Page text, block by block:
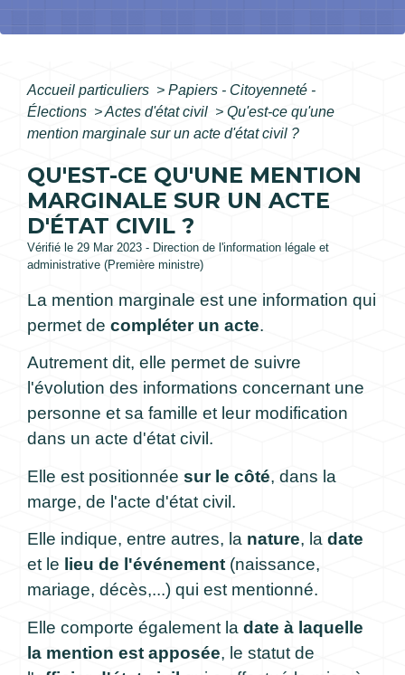
Accueil particuliers > Papiers - Citoyenneté -
Élections >Actes d'état civil > Qu'est-ce qu'une
mention marginale sur un acte d'état civil ?
QU'EST-CE QU'UNE MENTION
MARGINALE SUR UN ACTE
D'ÉTAT CIVIL ?
Vérifié le 29 Mar 2023 - Direction de l'information légale et
administrative (Première ministre)
La mention marginale est une information qui
permet de compléter un acte.
Autrement dit, elle permet de suivre
l'évolution des informations concernant une
personne et sa famille et leur modification
dans un acte d'état civil.
Elle est positionnée sur le côté, dans la
marge, de l'acte d'état civil.
Elle indique, entre autres, la nature, la date
et le lieu de l'événement (naissance,
mariage, décès,...) qui est mentionné.
Elle comporte également la date à laquelle
la mention est apposée, le statut de